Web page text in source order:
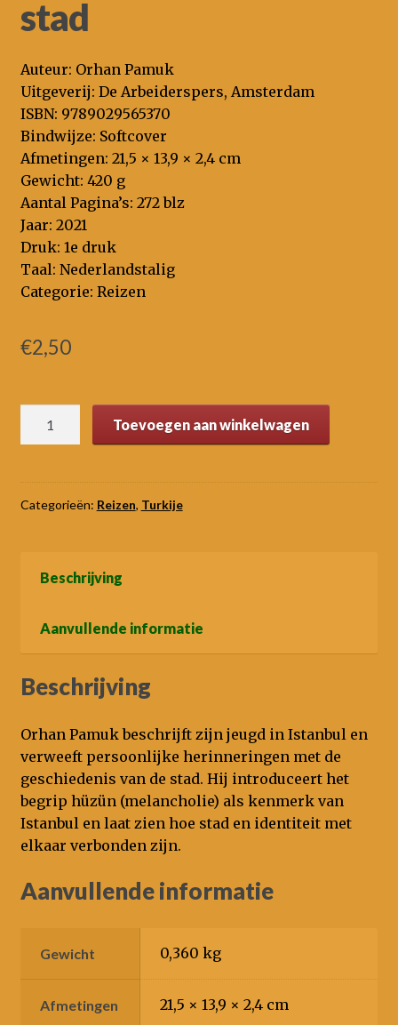
stad
Auteur: Orhan Pamuk
Uitgeverij: De Arbeiderspers, Amsterdam
ISBN: 9789029565370
Bindwijze: Softcover
Afmetingen: 21,5 × 13,9 × 2,4 cm
Gewicht: 420 g
Aantal Pagina’s: 272 blz
Jaar: 2021
Druk: 1e druk
Taal: Nederlandstalig
Categorie: Reizen
€2,50
herinneringen
stad
Toevoegen aan winkelwagen
Categorieën: Reizen, Turkije
Beschrijving
Aanvullende informatie
Beschrijving
Orhan Pamuk beschrijft zijn jeugd in Istanbul en
verweeft persoonlijke herinneringen met de
geschiedenis van de stad. Hij introduceert het
begrip hüzün (melancholie) als kenmerk van
Istanbul en laat zien hoe stad en identiteit met
elkaar verbonden zijn.
Aanvullende informatie
Gewicht 0,360 kg
Afmetingen 21,5 × 13,9 × 2,4 cm